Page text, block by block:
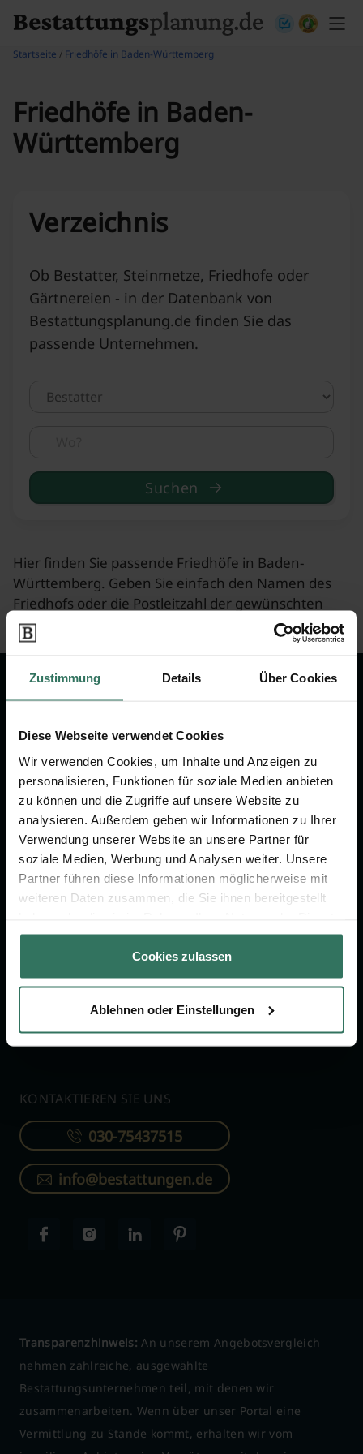
Zustimmung Details Über Cookies
Diese Webseite verwendet Cookies
Wir verwenden Cookies, um Inhalte und Anzeigen zu
personalisieren, Funktionen für soziale Medien anbieten
zu können und die Zugriffe auf unsere Website zu
analysieren. Außerdem geben wir Informationen zu Ihrer
Verwendung unserer Website an unsere Partner für
soziale Medien, Werbung und Analysen weiter. Unsere
Partner führen diese Informationen möglicherweise mit
weiteren Daten zusammen, die Sie ihnen bereitgestellt
gesammelt haben.
Cookies zulassen
Ablehnen oder Einstellungen
Startseite / Friedhöfe in Baden-Württemberg
Friedhöfe in Baden-
Württemberg
Verzeichnis
Ob Bestatter, Steinmetze, Friedhofe oder
Gärtnereien - in der Datenbank von
Bestattungsplanung.de finden Sie das
passende Unternehmen.
Suchen
Hier finden Sie passende Friedhöfe in Baden-
Württemberg. Geben Sie einfach den Namen des
Friedhofs oder die Postleitzahl der gewünschten
Stadt ein.
Wir sind Ihr Ansprechpartner rund
Vorsorge.
Jetzt beraten lassen
FÜR SIE
Vergleich
Verzeichnis
Über uns
FÜR BESTATTER
Online-Portal
KONTAKTIEREN SIE UNS
030-75437515
info@bestattungen.de
Transparenzhinweis: An unserem Angebotsvergleich
nehmen zahlreiche, ausgewählte
Bestattungsunternehmen teil, mit denen wir
zusammenarbeiten. Wenn über unser Portal eine
Vermittlung zu Stande kommt, erhalten wir vom